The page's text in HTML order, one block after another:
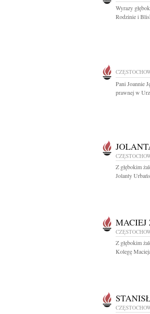
Wyrazy
Rodzinie i
Pani Joannie
prawnej w
Z głębokim
Jolanty
Z głębokim
Kolegę